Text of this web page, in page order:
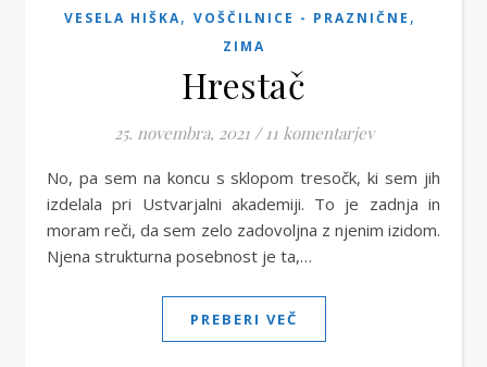
VESELA HIŠKA, VOŠČILNICE - PRAZNIČNE ,
ZIMA
Hrestač
25. novembra, 2021 / 11 komentarjev
No, pa sem na koncu s sklopom tresočk, ki sem jih
izdelala pri Ustvarjalni akademiji. To je zadnja in
moram reči, da sem zelo zadovoljna z njenim izidom.
Njena strukturna posebnost je ta,…
PREBERI VEČ